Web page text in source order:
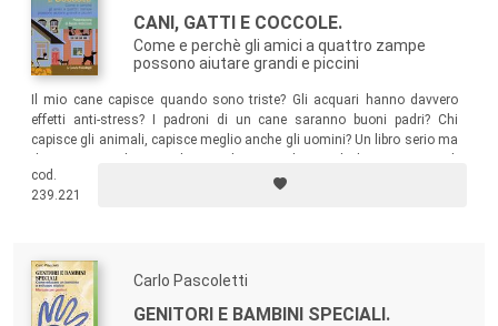
CANI, GATTI E COCCOLE.
Come e perchè gli amici a quattro zampe
possono aiutare grandi e piccini
Il mio cane capisce quando sono triste? Gli acquari hanno davvero
effetti anti-stress? I padroni di un cane saranno buoni padri? Chi
capisce gli animali, capisce meglio anche gli uomini? Un libro serio ma
deve sopportare per amore degli altri…
cod.
239.221
Carlo Pascoletti
GENITORI E BAMBINI SPECIALI.